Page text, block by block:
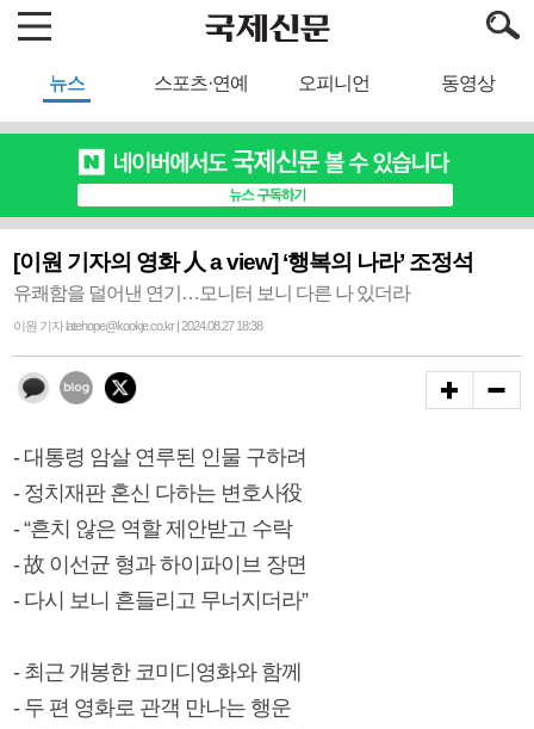
뉴스 스포츠·연예 오피니언 동영상
[이원 기자의 영화 人 a view] ‘행복의 나라’ 조정석
유쾌함을 덜어낸 연기…모니터 보니 다른 나 있더라
이원 기자 latehope@kookje.co.kr | 2024.08.27 18:38
- 대통령 암살 연루된 인물 구하려
- 정치재판 혼신 다하는 변호사役
- “흔치 않은 역할 제안받고 수락
- 故 이선균 형과 하이파이브 장면
- 다시 보니 흔들리고 무너지더라”
- 최근 개봉한 코미디영화와 함께
- 두 편 영화로 관객 만나는 행운